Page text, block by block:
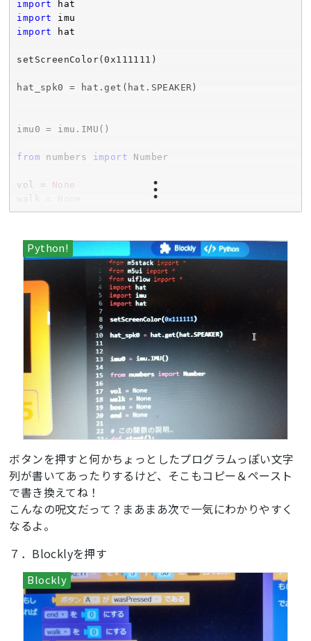
import
import
import
hat
setScreenColor(0x111111 )
hat_spk0 = hat.get(hat.SPEAKER)
imu0 = imu.IMU()
from numbers import Number
vol = None
boss = None
#
global
vol, walk, boss, end
  hat_spk0.setVolume(vol)
  hat_spk0.sing(
889 , 1
  hat_spk0.sing(
784, 1/2)
  hat_spk0.sing(
698, 1)
  hat_spk0.sing(
1/
)
  hat_spk0.sing(
659 , 1/2)
  hat_spk0.sing(
659, 1/2)
  hat_spk0.sing(
659, 1)
#
def game
  lcd.print(
' GO    WALK!' , 15 , 50 , 0xff0000)
if (imu0.acceleration[ 0 ]) > 1:
    hat_spk0.setVolume(vol)
    hat_spk0.sing(
587, 1 /2 )
    walk = (walk
if walk > 10
      end =
1
else:
    hat_spk0.setVolume(
0)
    lcd.fill(
0xffff00
ボタンを押すと何かちょっとしたプログラムっぽい文字
列が書いてあったりするけど、そこもコピー＆ペースト
で書き換えてね！
こんなの呪文だって？まあまあ次で一気にわかりやすく
なるよ。
７．Blocklyを押す